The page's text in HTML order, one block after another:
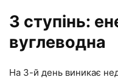
3 ступінь:
вуглеводна
На 3-й день виникає